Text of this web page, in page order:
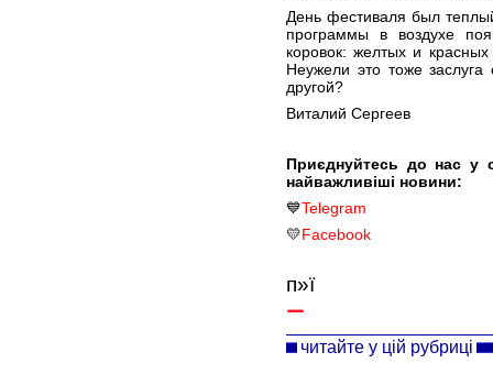
День фестиваля был
программы в воздухе
коровок: желтых и
Неужели это тоже заслуга
другой?
Виталий Сергеев
Приєднуйтесь до нас у
найважливіші новини:
💙Telegram
💛Facebook
п»ї
читайте у цій рубриці